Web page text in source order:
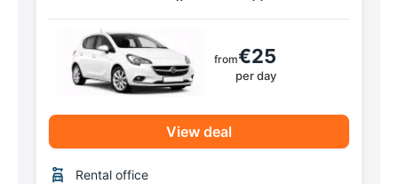
from€25
per day
View deal
Rental office